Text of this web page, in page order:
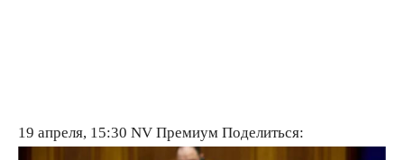
19 апреля, 15:30 NV Премиум Поделиться: